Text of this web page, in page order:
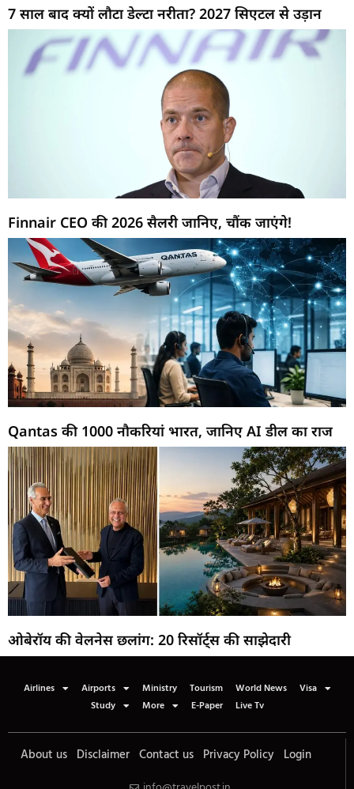
7 साल बाद क्यों लौटा डेल्टा नरीता? 2027 सिएटल से उड़ान
Finnair CEO की 2026 सैलरी जानिए, चौंक जाएंगे!
Qantas की 1000 नौकरियां भारत, जानिए AI डील का राज
ओबेरॉय की वेलनेस छलांग: 20 रिसॉर्ट्स की साझेदारी
Airlines Airports Ministry Tourism World News
Visa
Study
More E-Paper Live Tv
About us Disclaimer Contact us Privacy Policy Login